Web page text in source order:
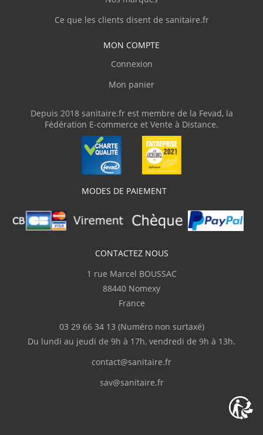
Ce que les clients disent de sanitaire.fr
MON COMPTE
Connexion
Mon panier
Depuis 2018 sanitaire.fr est membre de la Fevad, la
Fédération E-commerce et Vente à Distance.
MODES DE PAIEMENT
CONTACTEZ NOUS
1 rue Marcel BOUSSAC
88440 Nomexy
France
03 29 66 34 13 (Numéro non surtaxé)
Du lundi au jeudi de 9h à 17h, vendredi de 9h à 13h.
contact@sanitaire.fr
sav@sanitaire.fr